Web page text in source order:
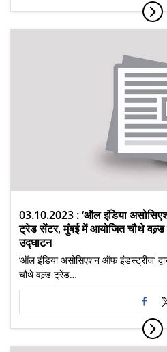
03.10.2023 : ‘ऑल इंडिया
ट्रेड सेंटर, मुंबई में आयोजित चौथे
उद्घाटन
‘ऑल इंडिया असोसिएशन ऑफ इंडस्ट्रीज’
चौथे वल्र्ड ट्रेंड…